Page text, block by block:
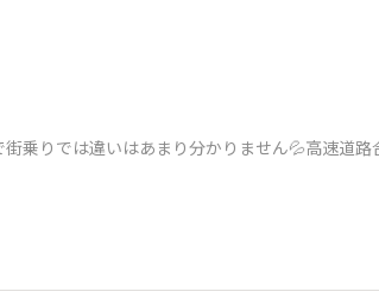
乗りでは違いはあまり分かりません💦高速道